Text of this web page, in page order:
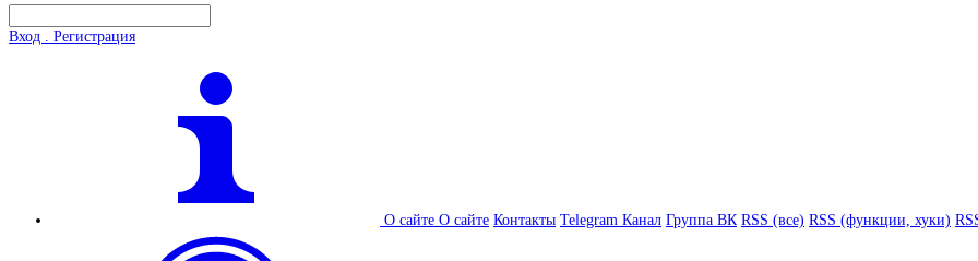
Вход . Регистрация
О сайте О сайте Контакты Telegram Канал Группа ВК RSS (все) RSS (функции, хуки)